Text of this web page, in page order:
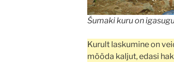
Šumaki kuru on
Kurult laskumine on
mööda kaljut, edasi